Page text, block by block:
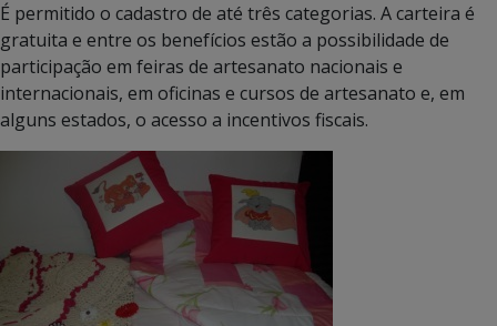
É permitido o cadastro de até três categorias. A carteira é
gratuita e entre os benefícios estão a possibilidade de
participação em feiras de artesanato nacionais e
internacionais, em oficinas e cursos de artesanato e, em
alguns estados, o acesso a incentivos fiscais.